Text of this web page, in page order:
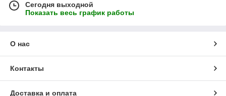
Сегодня выходной
Показать весь график работы
О нас
Контакты
Доставка и оплата